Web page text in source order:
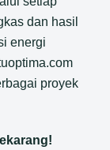
dan hasil
energi
proyek